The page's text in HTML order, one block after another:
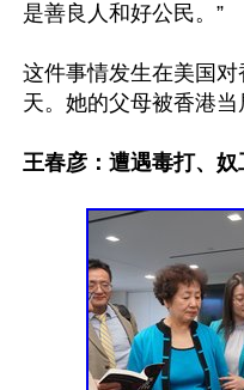
是善良人和好公民。”
这件事情发生在美国
天。她的父母被香港当
王春彦：遭遇毒打、